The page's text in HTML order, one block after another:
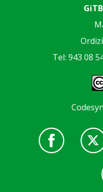
Tel: 943 08